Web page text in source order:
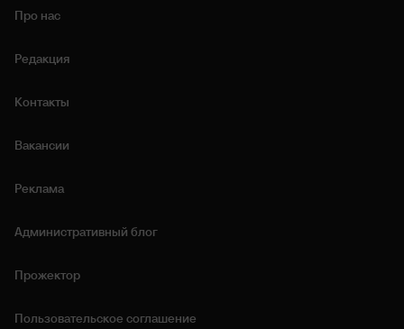
Про нас
Редакция
Контакты
Вакансии
Реклама
Административный блог
Прожектор
Пользовательское соглашение